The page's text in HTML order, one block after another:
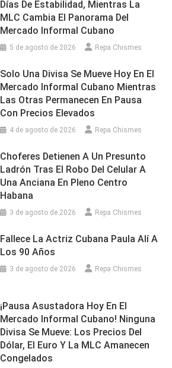
Días De Estabilidad, Mientras La
MLC Cambia El Panorama Del
Mercado Informal Cubano
5 de agosto de 2026 Repa Chismes
Solo Una Divisa Se Mueve Hoy En El
Mercado Informal Cubano Mientras
Las Otras Permanecen En Pausa
Con Precios Elevados
4 de agosto de 2026 Repa Chismes
Choferes Detienen A Un Presunto
Ladrón Tras El Robo Del Celular A
Una Anciana En Pleno Centro
Habana
3 de agosto de 2026 Repa Chismes
Fallece La Actriz Cubana Paula Alí A
Los 90 Años
3 de agosto de 2026 Repa Chismes
¡Pausa Asustadora Hoy En El
Mercado Informal Cubano! Ninguna
Divisa Se Mueve: Los Precios Del
Dólar, El Euro Y La MLC Amanecen
Congelados